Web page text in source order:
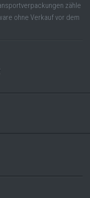
zähle
ohne Verkauf vor dem